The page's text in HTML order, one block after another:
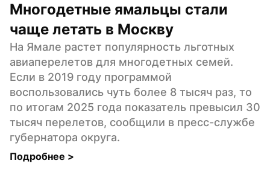
Многодетные ямальцы стали
чаще летать в Москву
На Ямале растет популярность льготных
авиаперелетов для многодетных семей.
Если в 2019 году программой
воспользовались чуть более 8 тысяч раз, то
по итогам 2025 года показатель превысил 30
тысяч перелетов, сообщили в пресс-службе
губернатора округа.
Подробнее >